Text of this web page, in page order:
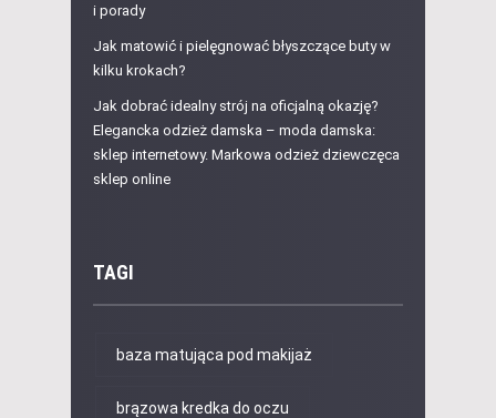
i porady
Jak matowić i pielęgnować błyszczące buty w
kilku krokach?
Jak dobrać idealny strój na oficjalną okazję?
Elegancka odzież damska – moda damska:
sklep internetowy. Markowa odzież dziewczęca
sklep online
TAGI
baza matująca pod makijaż
brązowa kredka do oczu